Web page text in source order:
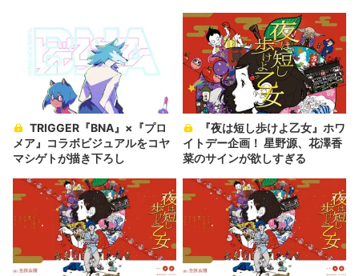
メア』コラボビジュアルをコヤ
マシゲトが描き下ろし
イトデー企画！ 星野源、花澤香
菜のサインが欲しすぎる